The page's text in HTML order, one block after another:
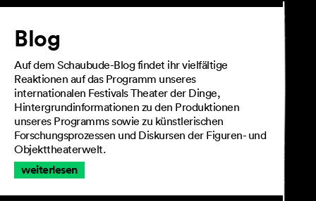
Artikel
Blog
Auf dem Schaubude-Blog findet ihr vielfältige
Reaktionen auf das Programm unseres
internationalen Festivals Theater der Dinge,
Hintergrundinformationen zu den Produktionen
unseres Programms sowie zu künstlerischen
Forschungsprozessen und Diskursen der Figuren- und
Objekttheaterwelt.
weiterlesen